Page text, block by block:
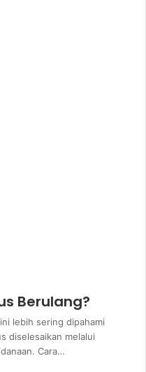
Berulang?
lebih sering dipahami
diselesaikan melalui
Cara…